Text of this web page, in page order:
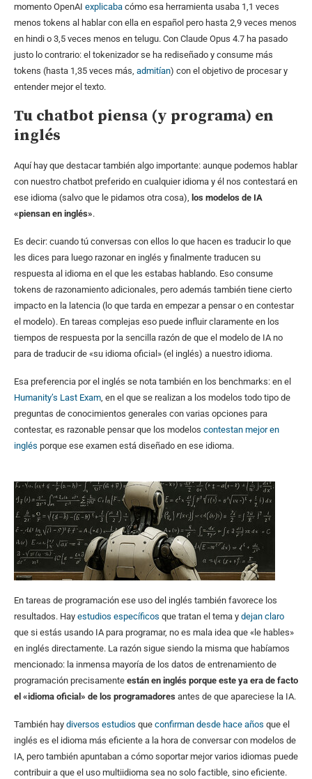
momento OpenAI explicaba cómo esa herramienta usaba 1,1 veces
menos tokens al hablar con ella en español pero hasta 2,9 veces menos
en hindi o 3,5 veces menos en telugu. Con Claude Opus 4.7 ha pasado
justo lo contrario: el tokenizador se ha rediseñado y consume más
tokens (hasta 1,35 veces más, admitían) con el objetivo de procesar y
entender mejor el texto.
Tu chatbot piensa (y programa) en
inglés
Aquí hay que destacar también algo importante: aunque podemos hablar
con nuestro chatbot preferido en cualquier idioma y él nos contestará en
ese idioma (salvo que le pidamos otra cosa),
los modelos de IA
«piensan en inglés».
Es decir: cuando tú conversas con ellos lo que hacen es traducir lo que
les dices para luego razonar en inglés y finalmente traducen su
respuesta al idioma en el que les estabas hablando. Eso consume
tokens de razonamiento adicionales, pero además también tiene cierto
impacto en la latencia (lo que tarda en empezar a pensar o en contestar
el modelo). En tareas complejas eso puede influir claramente en los
tiempos de respuesta por la sencilla razón de que el modelo de IA no
para de traducir de «su idioma oficial» (el inglés) a nuestro idioma.
Esa preferencia por el inglés se nota también en los benchmarks: en el
Humanity’s Last Exam , en el que se realizan a los modelos todo tipo de
preguntas de conocimientos generales con varias opciones para
contestar, es razonable pensar que los modelos contestan mejor en
inglés porque ese examen está diseñado en ese idioma.
En tareas de programación ese uso del inglés también favorece los
resultados. Hay estudios específicos que tratan el tema y dejan claro
que si estás usando IA para programar, no es mala idea que «le hables»
en inglés directamente. La razón sigue siendo la misma que habíamos
mencionado: la inmensa mayoría de los datos de entrenamiento de
programación precisamente están en inglés porque este ya era de facto
el «idioma oficial» de los programadores antes de que apareciese la IA.
También hay diversos estudios que confirman desde hace años que el
inglés es el idioma más eficiente a la hora de conversar con modelos de
IA, pero también apuntaban a cómo soportar mejor varios idiomas puede
contribuir a que el uso multiidioma sea no solo factible, sino eficiente.